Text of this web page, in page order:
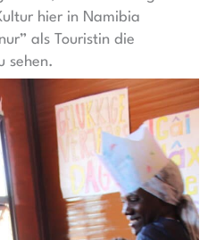
hier in Namibia
als Touristin die
sehen.